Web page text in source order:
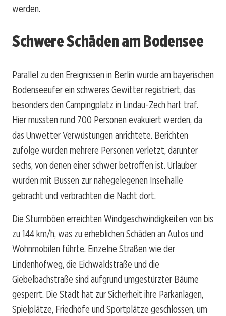
werden.
Schwere Schäden am Bodensee
Parallel zu den Ereignissen in Berlin wurde am bayerischen
Bodenseeufer ein schweres Gewitter registriert, das
besonders den Campingplatz in Lindau-Zech hart traf.
Hier mussten rund 700 Personen evakuiert werden, da
das Unwetter Verwüstungen anrichtete. Berichten
zufolge wurden mehrere Personen verletzt, darunter
sechs, von denen einer schwer betroffen ist. Urlauber
wurden mit Bussen zur nahegelegenen Inselhalle
gebracht und verbrachten die Nacht dort.
Die Sturmböen erreichten Windgeschwindigkeiten von bis
zu 144 km/h, was zu erheblichen Schäden an Autos und
Wohnmobilen führte. Einzelne Straßen wie der
Lindenhofweg, die Eichwaldstraße und die
Giebelbachstraße sind aufgrund umgestürzter Bäume
gesperrt. Die Stadt hat zur Sicherheit ihre Parkanlagen,
Spielplätze, Friedhöfe und Sportplätze geschlossen, um